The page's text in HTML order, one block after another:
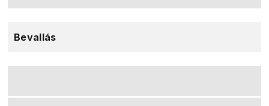
Bevallás